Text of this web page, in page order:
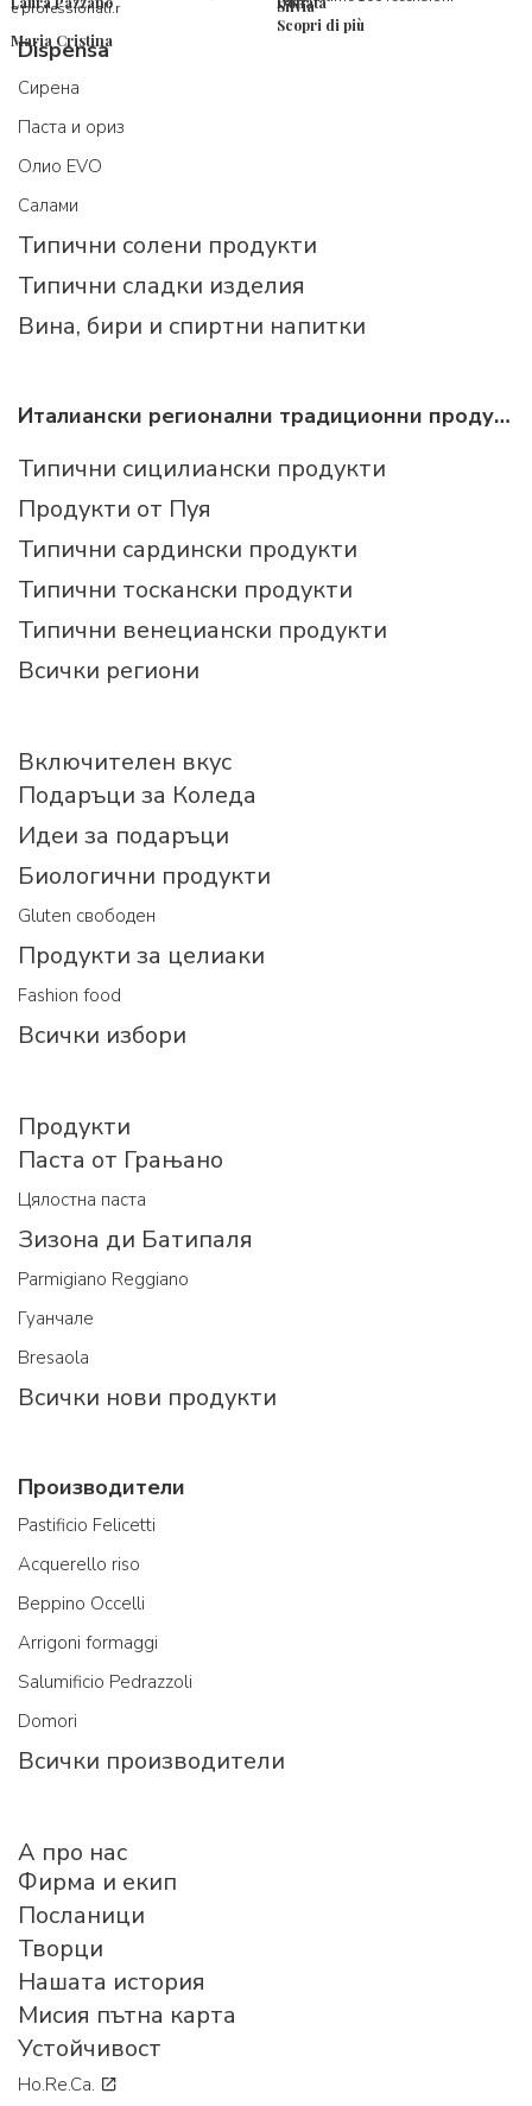
e professionali.r
Maria Cristina
Silvia
Scopri di più
Dispensa
Cирена
Паста и ориз
Олио EVO
Салами
Типични солени продукти
Типични сладки изделия
Вина, бири и спиртни напитки
Италиански регионални традиционни продукти
Типични сицилиански продукти
Продукти от Пуя
Типични сардински продукти
Типични тоскански продукти
Типични венециански продукти
Всички региони
Включителен вкус
Подаръци за Коледа
Идеи за подаръци
Биологични продукти
Gluten свободен
Продукти за целиаки
Fashion food
Всички избори
Продукти
Паста от Грањано
Цялостна паста
Зизона ди Батипаля
Parmigiano Reggiano
Гуанчале
Bresaola
Всички нови продукти
Производители
Pastificio Felicetti
Acquerello riso
Beppino Occelli
Arrigoni formaggi
Salumificio Pedrazzoli
Domori
Всички производители
A про нас
Фирма и екип
Посланици
Творци
Нашата история
Мисия пътна карта
Устойчивост
Ho.Re.Ca.